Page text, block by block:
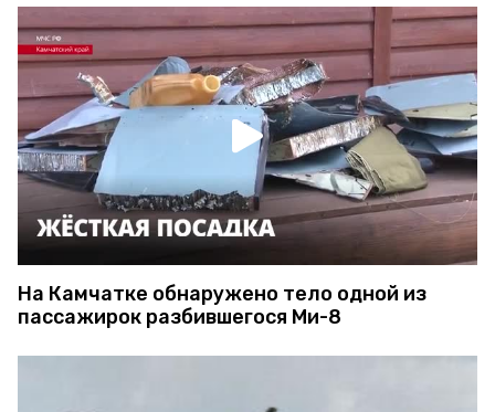
На Камчатке обнаружено тело одной из
пассажирок разбившегося Ми-8